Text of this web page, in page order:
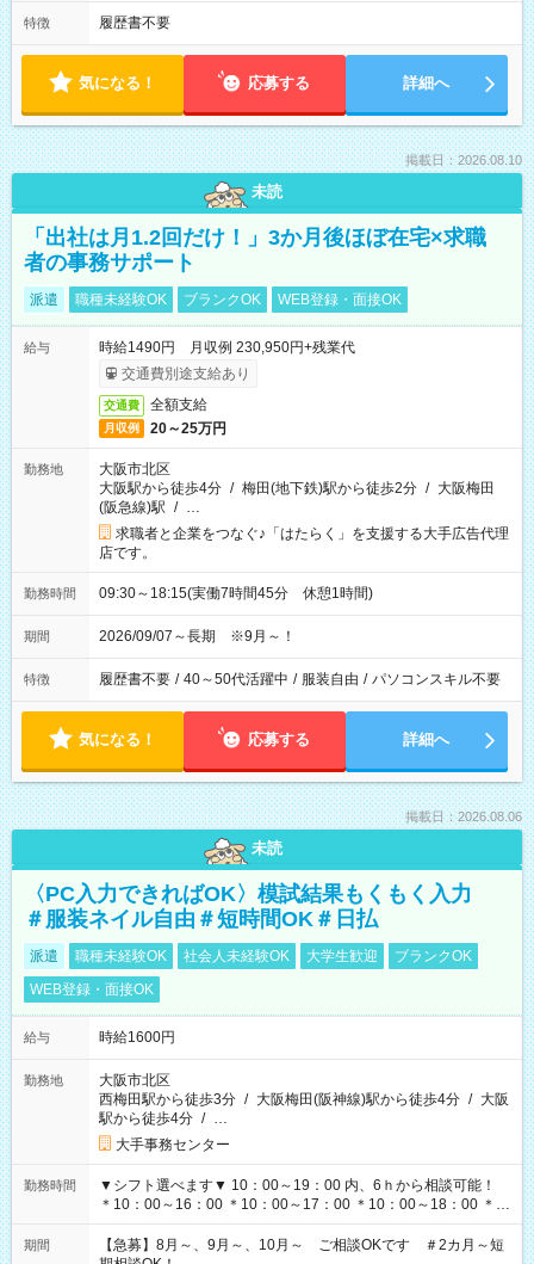
特徴 履歴書不要
気になる！ 応募する 詳細へ
掲載日：2026.08.10
未読
「出社は月1.2回だけ！」3か月後ほぼ在宅×求職
者の事務サポート
派遣 職種未経験OK ブランクOK WEB登録・面接OK
給与
時給1490円 月収例 230,950円+残業代
交通費別途支給あり
交通費 全額支給
月収例 20～25万円
勤務地
大阪市北区
大阪駅から徒歩4分 / 梅田(地下鉄)駅から徒歩2分 / 大阪梅田
(阪急線)駅 / …
求職者と企業をつなぐ♪「はたらく」を支援する大手広告代理
店です。
勤務時間 09:30～18:15(実働7時間45分 休憩1時間)
期間 2026/09/07～長期 ※9月～！
特徴 履歴書不要 / 40～50代活躍中 / 服装自由 / パソコンスキル不要
気になる！ 応募する 詳細へ
掲載日：2026.08.06
未読
〈PC入力できればOK〉模試結果もくもく入力
＃服装ネイル自由＃短時間OK＃日払
派遣 職種未経験OK 社会人未経験OK 大学生歓迎
ブランクOK
WEB登録・面接OK
給与 時給1600円
勤務地
大阪市北区
西梅田駅から徒歩3分 / 大阪梅田(阪神線)駅から徒歩4分 / 大阪
駅から徒歩4分 / …
大手事務センター
勤務時間
▼シフト選べます▼ 10：00～19：00 内、6ｈから相談可能！
＊10：00～16：00 ＊10：00～17：00 ＊10：00～18：00 ＊
11：00～19：00 ＊12：00～19：00 ＊13：00～19：00
期間
【急募】8月～、9月～、10月～ ご相談OKです ＃2カ月～短